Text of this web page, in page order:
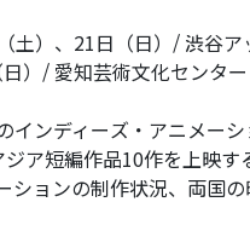
）、21日（日）/ 渋谷ア
）/ 愛知芸術文化センター
ンディーズ・アニメー
ア短編作品10作を上映
ョンの制作状況、両国